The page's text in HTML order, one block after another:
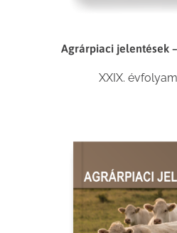
Agrárpiaci jelentések
XXIX.